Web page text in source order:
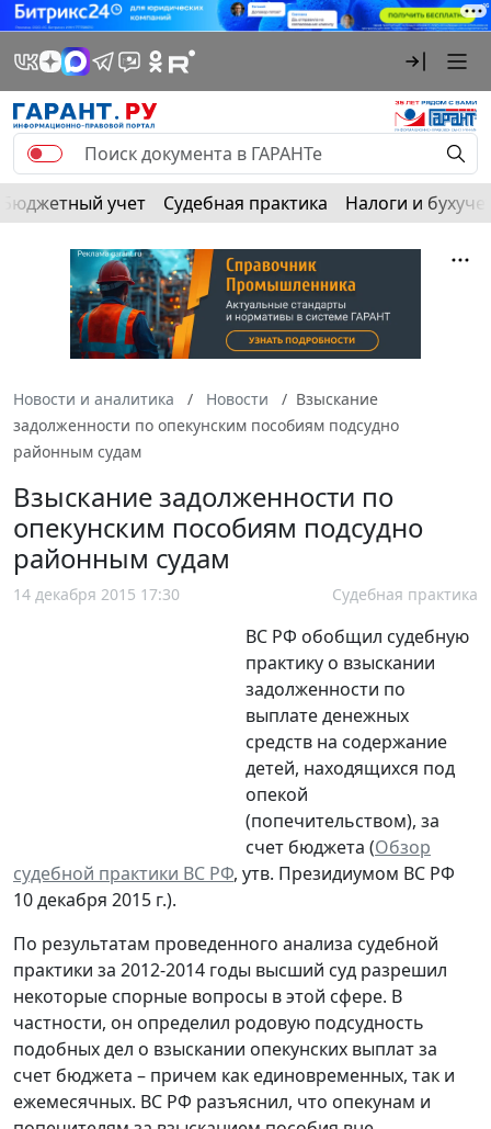
Бюджетный учет Судебная практика Налоги и
Новости и аналитика Новости
Взыскание
задолженности по опекунским пособиям подсудно
районным судам
Взыскание задолженности по
опекунским пособиям подсудно
районным судам
14 декабря 2015 17:30 Судебная практика
ВС РФ обобщил судебную
практику о взыскании
задолженности по
выплате денежных
средств на содержание
детей, находящихся под
опекой
(попечительством), за
счет бюджета (Обзор
судебной практики ВС РФ, утв. Президиумом ВС РФ
10 декабря 2015 г.).
По результатам проведенного анализа судебной
практики за 2012-2014 годы высший суд разрешил
некоторые спорные вопросы в этой сфере. В
частности, он определил родовую подсудность
подобных дел о взыскании опекунских выплат за
счет бюджета – причем как единовременных, так и
ежемесячных. ВС РФ разъяснил, что опекунам и